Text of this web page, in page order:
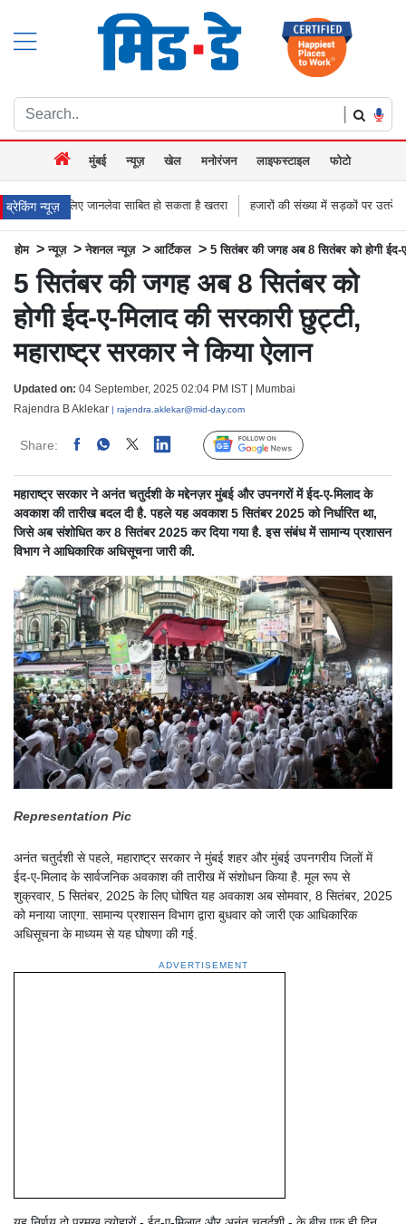
|
मुंबई न्यूज़ खेल मनोरंजन लाइफस्टाइल फोटो
ब्रेकिंग न्यूज़साबित हो सकता है खतरा हजारों की संख्या में सड़कों पर उतरे किसान, नागपुर-
होम >न्यूज़ >नेशनल न्यूज़ > आर्टिकल > 5 सितंबर की जगह अब 8 सितंबर को होगी ईद-
5 सितंबर की जगह अब 8 सितंबर को
होगी ईद-ए-मिलाद की सरकारी छुट्टी,
महाराष्ट्र सरकार ने किया ऐलान
Updated on: 04 September, 2025 02:04 PM IST | Mumbai
Rajendra B Aklekar | rajendra.aklekar@mid-day.com
Share: Linked Follow Us
महाराष्ट्र सरकार ने अनंत चतुर्दशी के मद्देनज़र मुंबई और उपनगरों में ईद-ए-मिलाद के
अवकाश की तारीख बदल दी है. पहले यह अवकाश 5 सितंबर 2025 को निर्धारित था,
जिसे अब संशोधित कर 8 सितंबर 2025 कर दिया गया है. इस संबंध में सामान्य प्रशासन
विभाग ने आधिकारिक अधिसूचना जारी की.
Representation Pic
अनंत चतुर्दशी से पहले, महाराष्ट्र सरकार ने मुंबई शहर और मुंबई उपनगरीय जिलों में
ईद-ए-मिलाद के सार्वजनिक अवकाश की तारीख में संशोधन किया है. मूल रूप से
शुक्रवार, 5 सितंबर, 2025 के लिए घोषित यह अवकाश अब सोमवार, 8 सितंबर, 2025
को मनाया जाएगा. सामान्य प्रशासन विभाग द्वारा बुधवार को जारी एक आधिकारिक
अधिसूचना के माध्यम से यह घोषणा की गई.
ADVERTISEMENT